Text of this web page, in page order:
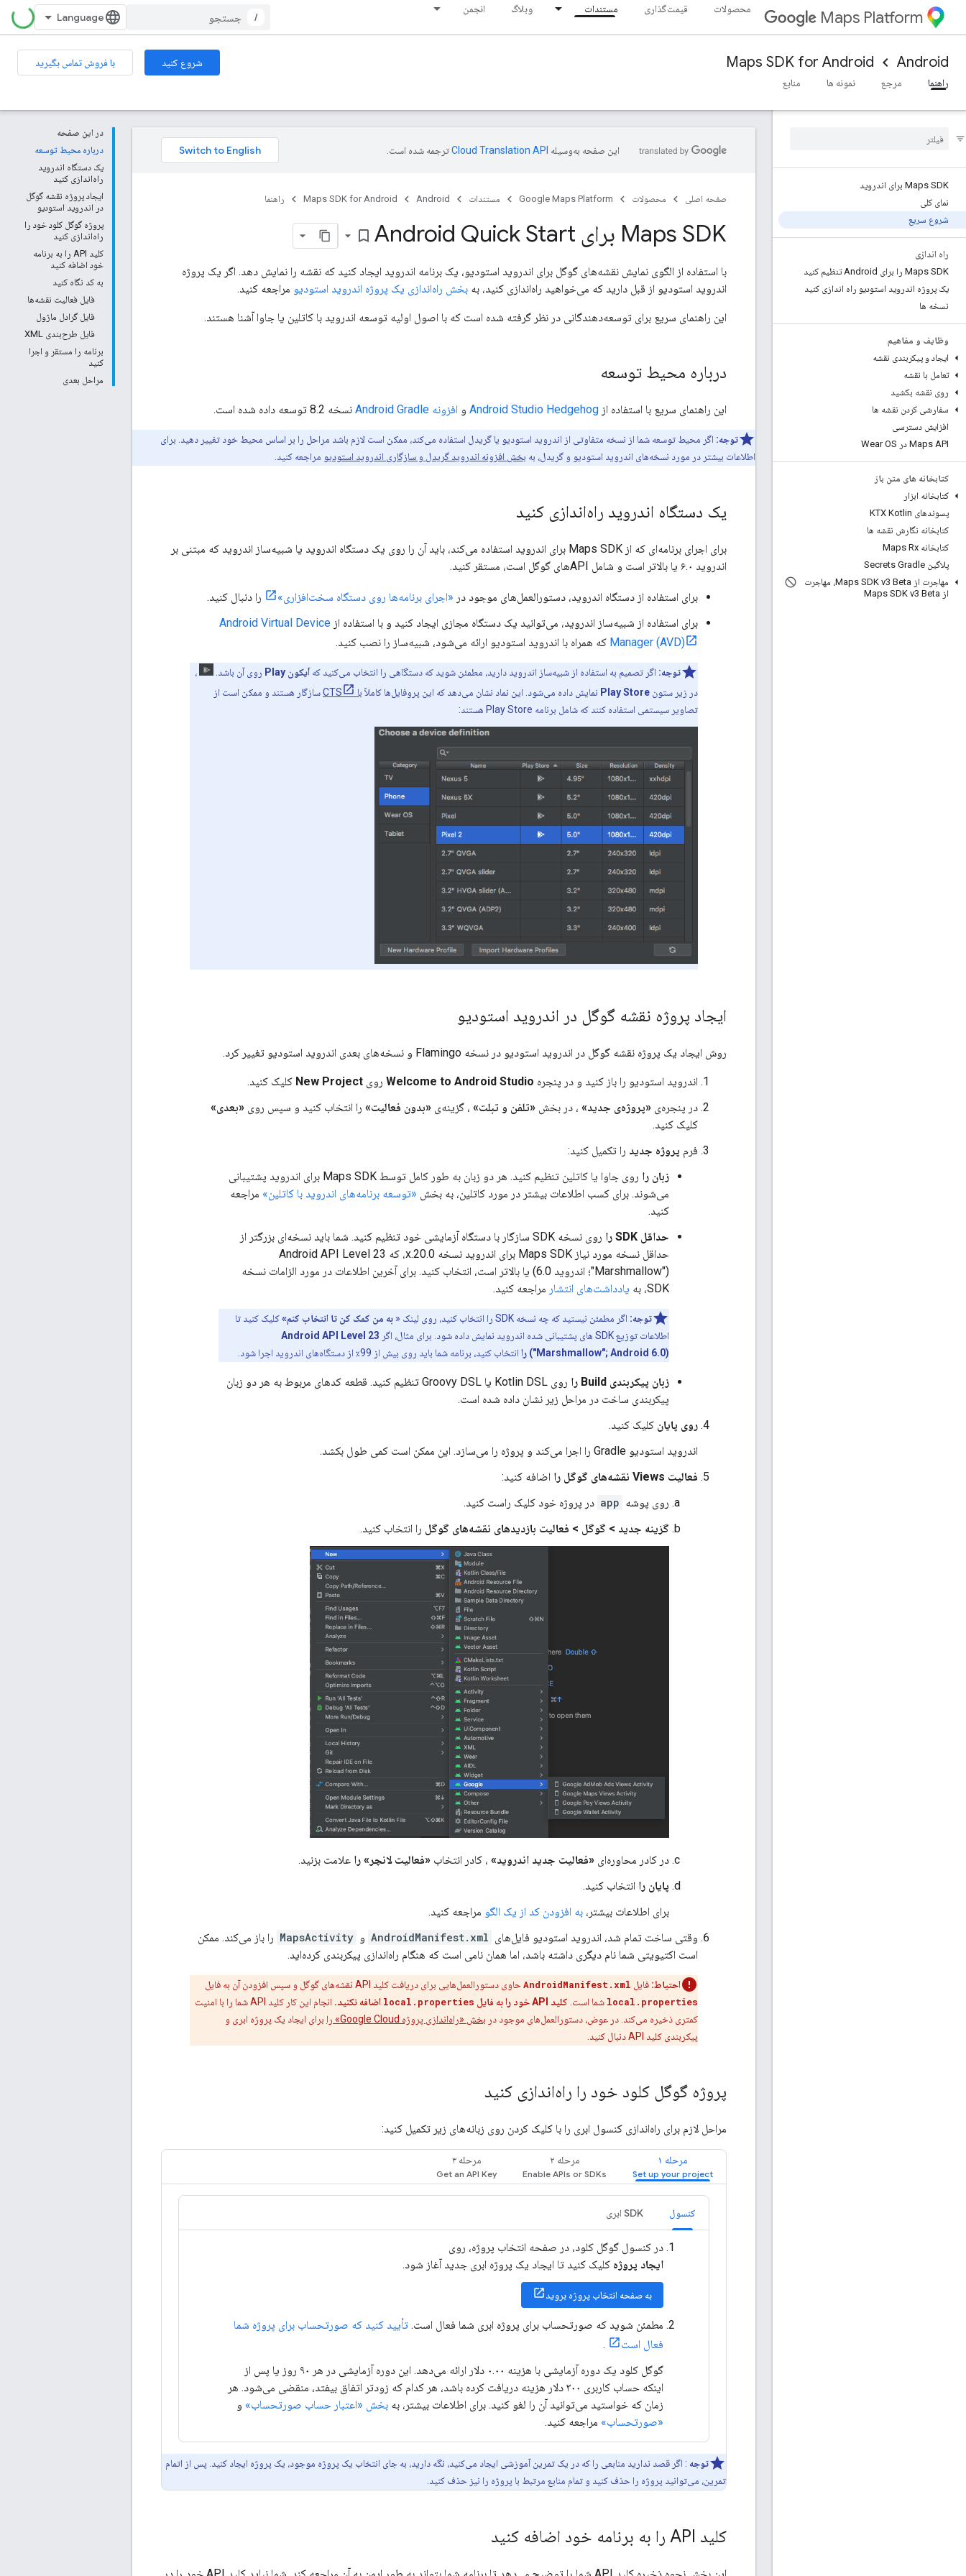
Maps Platform محصولات قیمت‌گذاری مستندات وبلاگ انجمن
/
Android
Maps SDK for Android شروع کنید
با فروش تماس بگیرید
راهنما
مرجع نمونه ها منابع
Maps SDK برای اندروید
نمای کلی
شروع سریع
راه اندازی
Maps SDK را برای Android تنظیم کنید
یک پروژه اندروید استودیو راه اندازی کنید
نسخه ها
وظایف و مفاهیم
ایجاد و پیکربندی نقشه
تعامل با نقشه
روی نقشه بکشید
سفارشی کردن نقشه ها
افزایش دسترسی
Maps API در Wear OS
کتابخانه های متن باز
کتابخانه ابزار
پسوندهای KTX Kotlin
کتابخانه نگارش نقشه ها
کتابخانه Maps Rx
پلاگین Secrets Gradle
مهاجرت از Maps SDK v3 Beta، مهاجرت
از Maps SDK v3 Beta
در این صفحه
درباره محیط توسعه
یک دستگاه اندروید
راه‌اندازی کنید
ایجاد پروژه نقشه گوگل
در اندروید استودیو
پروژه گوگل کلود خود را
راه‌اندازی کنید
کلید API را به برنامه
خود اضافه کنید
به کد نگاه کنید
فایل فعالیت نقشه‌ها
فایل گرادل ماژول
فایل طرح‌بندی XML
برنامه را مستقر و اجرا
کنید
مراحل بعدی
این صفحه به‌وسیله ترجمه شده است.
صفحه اصلی محصولات Google Maps Platform مستندات Android
Maps SDK for Android راهنما
Maps SDK برای Android Quick Start bookmark_border
با استفاده از الگوی نمایش نقشه‌های گوگل برای اندروید استودیو، یک برنامه اندروید ایجاد کنید که نقشه را نمایش دهد. اگر یک پروژه
اندروید استودیو از قبل دارید که می‌خواهید راه‌اندازی کنید، به بخش راه‌اندازی یک پروژه اندروید استودیو مراجعه کنید.
این راهنمای سریع برای توسعه‌دهندگانی در نظر گرفته شده است که با اصول اولیه توسعه اندروید با کاتلین یا جاوا آشنا هستند.
درباره محیط توسعه
این راهنمای سریع با استفاده از Android Studio Hedgehog و افزونه Android Gradle نسخه 8.2 توسعه داده شده است.
توجه: اگر محیط توسعه شما از نسخه متفاوتی از اندروید استودیو یا گریدل استفاده می‌کند، ممکن است لازم باشد مراحل را بر اساس محیط خود تغییر دهید. برای
اطلاعات بیشتر در مورد نسخه‌های اندروید استودیو و گریدل، به بخش افزونه اندروید گریدل و سازگاری اندروید استودیو مراجعه کنید.
یک دستگاه اندروید راه‌اندازی کنید
برای اجرای برنامه‌ای که از Maps SDK برای اندروید استفاده می‌کند، باید آن را روی یک دستگاه اندروید یا شبیه‌ساز اندروید که مبتنی بر
اندروید ۶.۰ یا بالاتر است و شامل APIهای گوگل است، مستقر کنید.
برای استفاده از دستگاه اندروید، دستورالعمل‌های موجود در «اجرای برنامه‌ها روی دستگاه سخت‌افزاری»
را دنبال کنید.
برای استفاده از شبیه‌ساز اندروید، می‌توانید یک دستگاه مجازی ایجاد کنید و با استفاده از Android Virtual Device
Manager (AVD) که همراه با اندروید استودیو ارائه می‌شود، شبیه‌ساز را نصب کنید.
توجه: اگر تصمیم به استفاده از شبیه‌ساز اندروید دارید، مطمئن شوید که دستگاهی را انتخاب می‌کنید کهآیکون Play روی آن باشد.
،
در زیر ستون Play Store نمایش داده می‌شود. این نماد نشان می‌دهد که این پروفایل‌ها کاملاً با CTS
سازگار هستند و ممکن است از
تصاویر سیستمی استفاده کنند که شامل برنامه Play Store هستند:
ایجاد پروژه نقشه گوگل در اندروید استودیو
روش ایجاد یک پروژه نقشه گوگل در اندروید استودیو در نسخه Flamingo و نسخه‌های بعدی اندروید استودیو تغییر کرد.
اندروید استودیو را باز کنید و در پنجره Welcome to Android Studio روی New Project کلیک کنید.
در پنجره‌ی «پروژه‌ی جدید» ، در بخش «تلفن و تبلت» ، گزینه‌ی «بدون فعالیت» را انتخاب کنید و سپس روی «بعدی»
کلیک کنید.
فرم پروژه جدید را تکمیل کنید:
زبان را
روی جاوا یا کاتلین تنظیم کنید. هر دو زبان به طور کامل توسط Maps SDK برای اندروید پشتیبانی
می‌شوند. برای کسب اطلاعات بیشتر در مورد کاتلین، به بخش «توسعه برنامه‌های اندروید با کاتلین» مراجعه
کنید.
حداقل SDK را
روی نسخه SDK سازگار با دستگاه آزمایشی خود تنظیم کنید. شما باید نسخه‌ای بزرگتر از
حداقل نسخه مورد نیاز Maps SDK برای اندروید نسخه 20.0.x، که Android API Level 23
("Marshmallow"؛ اندروید 6.0) یا بالاتر است، انتخاب کنید. برای آخرین اطلاعات در مورد الزامات نسخه
SDK، به
یادداشت‌های انتشار مراجعه کنید.
توجه: اگر مطمئن نیستید که چه نسخه SDK را انتخاب کنید، روی لینک « به من کمک کن تا انتخاب کنم»کلیک کنید تا
اطلاعات توزیع SDK های پشتیبانی شده اندروید نمایش داده شود. برای مثال، اگر
Android API Level 23
("Marshmallow"; Android 6.0) را
انتخاب کنید، برنامه شما باید روی بیش از 99٪ از دستگاه‌های اندروید اجرا شود.
زبان پیکربندی Build را
روی Kotlin DSL یا Groovy DSL تنظیم کنید. قطعه کدهای مربوط به هر دو زبان
پیکربندی ساخت در مراحل زیر نشان داده شده است.
روی پایان کلیک کنید.
اندروید استودیو Gradle را اجرا می‌کند و پروژه را می‌سازد. این ممکن است کمی طول بکشد.
فعالیت Views نقشه‌های گوگل را
اضافه کنید:
روی پوشه app در پروژه خود کلیک راست کنید.
گزینه جدید > گوگل > فعالیت بازدیدهای نقشه‌های گوگل را انتخاب کنید.
در کادر محاوره‌ای «فعالیت جدید اندروید» ، کادر انتخاب «فعالیت لانچر» را علامت بزنید.
پایان را انتخاب کنید.
برای اطلاعات بیشتر، به افزودن کد از یک الگو مراجعه کنید.
وقتی ساخت تمام شد، اندروید استودیو فایل‌های AndroidManifest.xml و MapsActivity را باز می‌کند. ممکن
است اکتیویتی شما نام دیگری داشته باشد، اما همان نامی است که هنگام راه‌اندازی پیکربندی کرده‌اید.
احتیاط: فایل AndroidManifest.xmlحاوی دستورالعمل‌هایی برای دریافت کلید API نقشه‌های گوگل و سپس افزودن آن به فایل
local.properties شما است. کلید API خود را به فایل local.properties اضافه نکنید.
انجام این کار کلید API شما را با امنیت
کمتری ذخیره می‌کند. در عوض، دستورالعمل‌های موجود در بخش «راه‌اندازی پروژه Google Cloud» را
برای ایجاد یک پروژه ابری و
پیکربندی کلید API دنبال کنید.
پروژه گوگل کلود خود را راه‌اندازی کنید
مراحل لازم برای راه‌اندازی کنسول ابری را با کلیک کردن روی زبانه‌های زیر تکمیل کنید:
مرحله ۱ مرحله ۲ مرحله ۳
کنسول SDK ابری
در کنسول گوگل کلود، در صفحه انتخاب پروژه، روی
ایجاد پروژه کلیک کنید تا ایجاد یک پروژه ابری جدید آغاز شود.
به صفحه انتخاب پروژه بروید
مطمئن شوید که صورتحساب برای پروژه ابری شما فعال است. تأیید کنید که صورتحساب برای پروژه شما
فعال است
.
گوگل کلود یک دوره آزمایشی با هزینه ۰.۰۰ دلار ارائه می‌دهد. این دوره آزمایشی در هر ۹۰ روز یا پس از
اینکه حساب کاربری ۳۰۰ دلار هزینه دریافت کرده باشد، هر کدام که زودتر اتفاق بیفتد، منقضی می‌شود. هر
زمان که خواستید می‌توانید آن را لغو کنید. برای اطلاعات بیشتر، به بخش «اعتبار حساب صورتحساب» و
«صورتحساب» مراجعه کنید.
توجه : اگر قصد ندارید منابعی را که در یک تمرین آموزشی ایجاد می‌کنید، نگه دارید، به جای انتخاب یک پروژه موجود، یک پروژه ایجاد کنید. پس از اتمام
تمرین، می‌توانید پروژه را حذف کنید و تمام منابع مرتبط با پروژه را نیز حذف کنید.
کلید API را به برنامه خود اضافه کنید